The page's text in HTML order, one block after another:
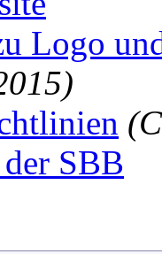
Logo
SBB